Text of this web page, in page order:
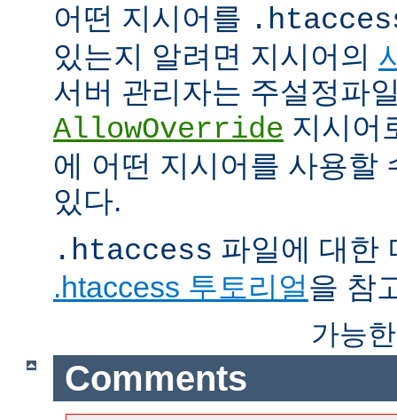
어떤 지시어를
있는지 알려면 지시어의
서버 관리자는 주설정파
AllowOverride 지시어
에 어떤 지시어를 사용할
있다.
.htaccess 파일에 대한
.htaccess 투토리얼을 참
가능
Comments